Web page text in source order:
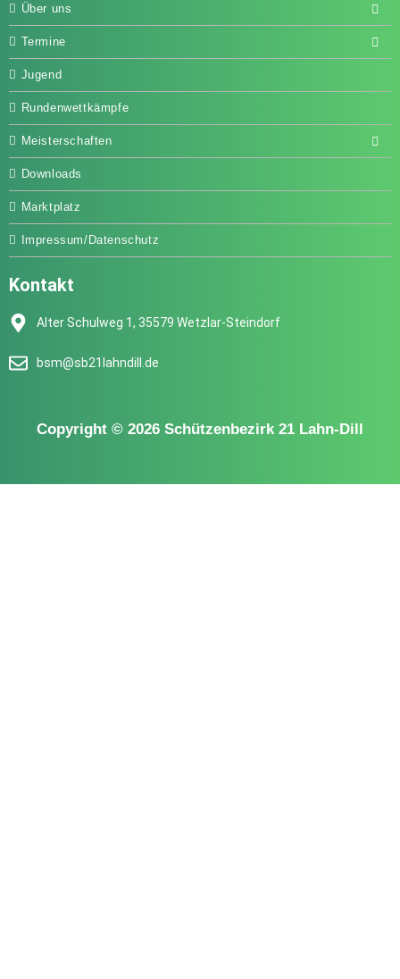
Über uns
Termine
Jugend
Rundenwettkämpfe
Meisterschaften
Downloads
Marktplatz
Impressum/Datenschutz
Kontakt
Alter Schulweg 1, 35579 Wetzlar-Steindorf
bsm@sb21lahndill.de
Copyright © 2026 Schützenbezirk 21 Lahn-Dill